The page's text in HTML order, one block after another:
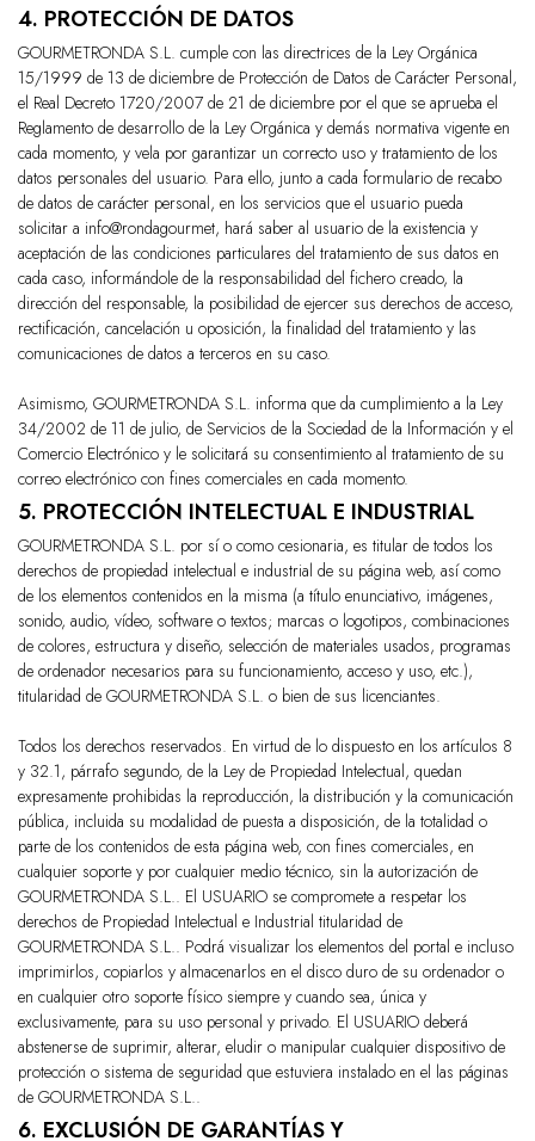
4. PROTECCIÓN DE DATOS
GOURMETRONDA S.L. cumple con las directrices de la Ley Orgánica
15/1999 de 13 de diciembre de Protección de Datos de Carácter Personal,
el Real Decreto 1720/2007 de 21 de diciembre por el que se aprueba el
Reglamento de desarrollo de la Ley Orgánica y demás normativa vigente en
cada momento, y vela por garantizar un correcto uso y tratamiento de los
datos personales del usuario. Para ello, junto a cada formulario de recabo
de datos de carácter personal, en los servicios que el usuario pueda
solicitar a info@rondagourmet, hará saber al usuario de la existencia y
aceptación de las condiciones particulares del tratamiento de sus datos en
cada caso, informándole de la responsabilidad del fichero creado, la
dirección del responsable, la posibilidad de ejercer sus derechos de acceso,
rectificación, cancelación u oposición, la finalidad del tratamiento y las
comunicaciones de datos a terceros en su caso.
Asimismo, GOURMETRONDA S.L. informa que da cumplimiento a la Ley
34/2002 de 11 de julio, de Servicios de la Sociedad de la Información y el
Comercio Electrónico y le solicitará su consentimiento al tratamiento de su
correo electrónico con fines comerciales en cada momento.
5. PROTECCIÓN INTELECTUAL E INDUSTRIAL
GOURMETRONDA S.L. por sí o como cesionaria, es titular de todos los
derechos de propiedad intelectual e industrial de su página web, así como
de los elementos contenidos en la misma (a título enunciativo, imágenes,
sonido, audio, vídeo, software o textos; marcas o logotipos, combinaciones
de colores, estructura y diseño, selección de materiales usados, programas
de ordenador necesarios para su funcionamiento, acceso y uso, etc.),
titularidad de GOURMETRONDA S.L. o bien de sus licenciantes.
Todos los derechos reservados. En virtud de lo dispuesto en los artículos 8
y 32.1, párrafo segundo, de la Ley de Propiedad Intelectual, quedan
expresamente prohibidas la reproducción, la distribución y la comunicación
pública, incluida su modalidad de puesta a disposición, de la totalidad o
parte de los contenidos de esta página web, con fines comerciales, en
cualquier soporte y por cualquier medio técnico, sin la autorización de
GOURMETRONDA S.L.. El USUARIO se compromete a respetar los
derechos de Propiedad Intelectual e Industrial titularidad de
GOURMETRONDA S.L.. Podrá visualizar los elementos del portal e incluso
imprimirlos, copiarlos y almacenarlos en el disco duro de su ordenador o
en cualquier otro soporte físico siempre y cuando sea, única y
exclusivamente, para su uso personal y privado. El USUARIO deberá
abstenerse de suprimir, alterar, eludir o manipular cualquier dispositivo de
protección o sistema de seguridad que estuviera instalado en el las páginas
de GOURMETRONDA S.L..
6. EXCLUSIÓN DE GARANTÍAS Y